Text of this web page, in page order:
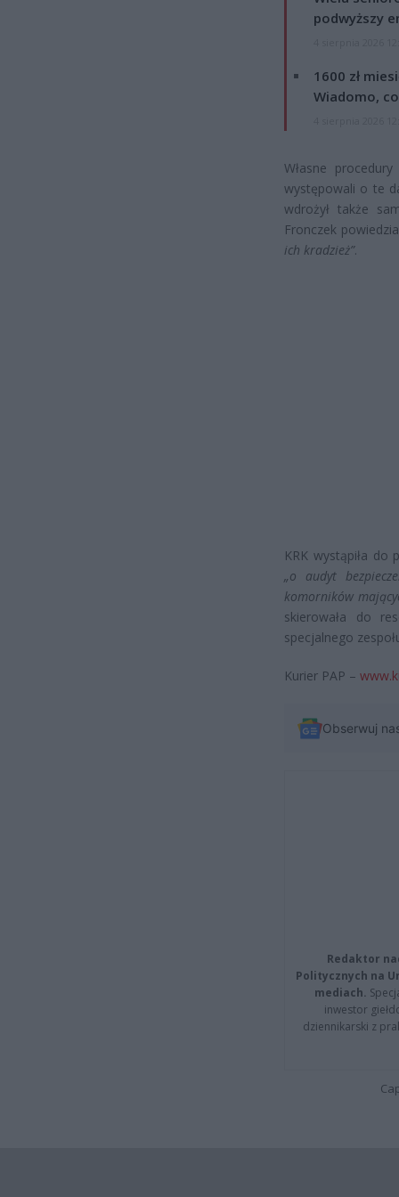
podwyższy
1600 zł
Wiadomo,
Własne
występowali o te
wdrożył także
Fronczek
ich kradzież”.
KRK wystąpiła do
„o audyt
komorników
skierowała do
specjalnego
Kurier PAP –
Obserwuj
Redaktor
Politycznych na
mediach.
inwestor
dziennikarski z